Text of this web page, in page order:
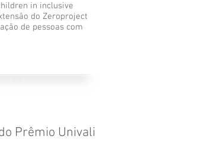
in inclusive
do Zeroproject
de pessoas com
Prêmio Univali